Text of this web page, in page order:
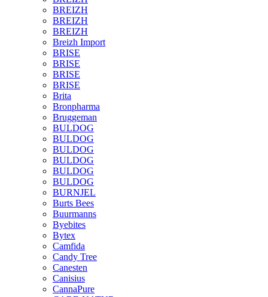
BREIZH
BREIZH
BREIZH
Breizh Import
BRISE
BRISE
BRISE
BRISE
Brita
Bronpharma
Bruggeman
BULDOG
BULDOG
BULDOG
BULDOG
BULDOG
BULDOG
BURNJEL
Burts Bees
Buurmanns
Byebites
Bytex
Camfida
Candy Tree
Canesten
Canisius
CannaPure